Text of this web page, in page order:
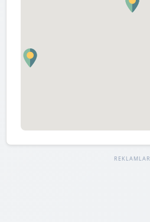
REKLAMLAR